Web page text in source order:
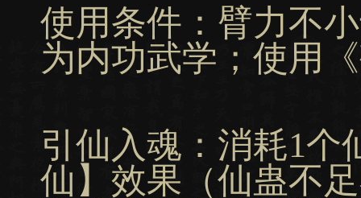
使用条件：臂力不
为内功武学；使用
引仙入魂：消耗1个
仙】效果（仙蛊不